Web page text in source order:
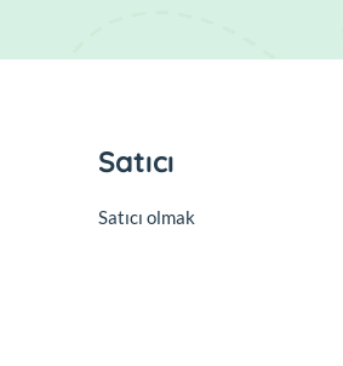
Satıcı
Satıcı olmak